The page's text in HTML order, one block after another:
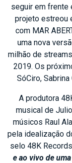
seguir em frente
projeto estreou
com MAR
uma nova
milhão de
2019. Os
SóCiro,
A produtora
musical de
músicos Raul
pela idealização
selo 48K
e ao vivo de